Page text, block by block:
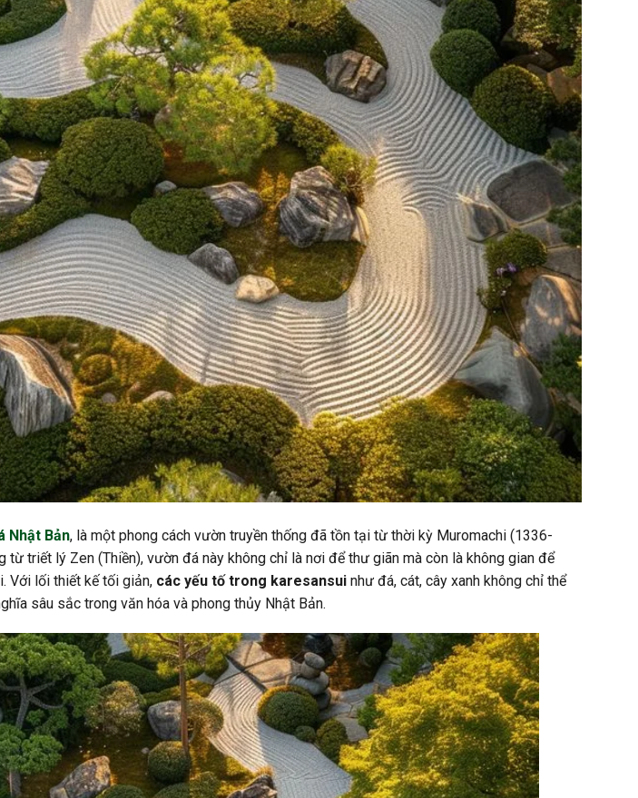
Nhật Bản, là một phong cách vườn truyền thống đã tồn tại từ thời kỳ Muromachi (1336-
triết lý Zen (Thiền), vườn đá này không chỉ là nơi để thư giãn mà còn là không gian để
Với lối thiết kế tối giản, các yếu tố trong karesansui như đá, cát, cây xanh không chỉ thể
sâu sắc trong văn hóa và phong thủy Nhật Bản.